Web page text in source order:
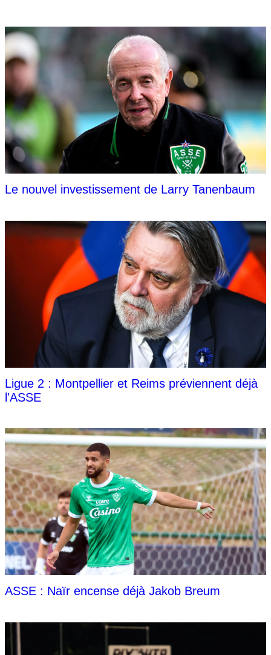
Le nouvel investissement de Larry Tanenbaum
Ligue 2 : Montpellier et Reims préviennent déjà
l'ASSE
ASSE : Naïr encense déjà Jakob Breum